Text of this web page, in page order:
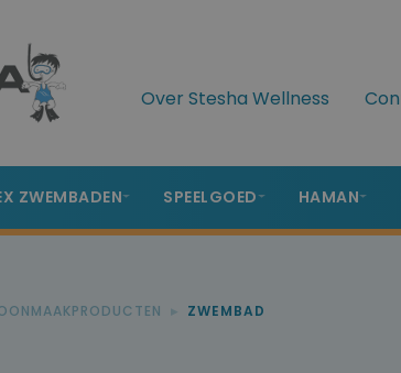
Over Stesha Wellness
ZWEMBADEN SPEELGOED HAMAN
ZWEMBAD